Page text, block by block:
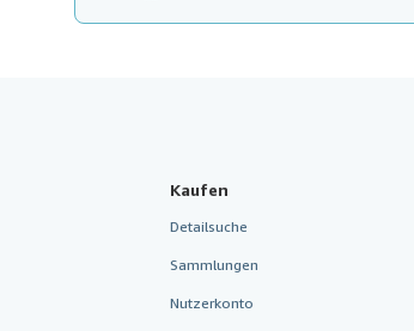
Kaufen
Detailsuche
Sammlungen
Nutzerkonto